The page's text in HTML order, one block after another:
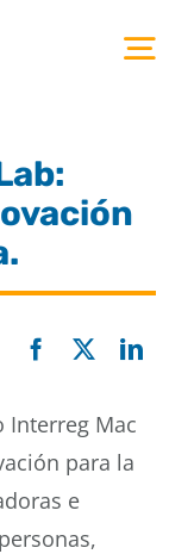
Interreg Mac
para la
e